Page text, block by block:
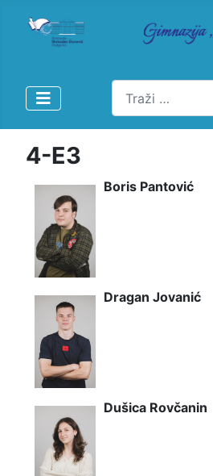
Pretraži
4-E3
Boris Pantović
Dragan Jovanić
Dušica Rovčanin